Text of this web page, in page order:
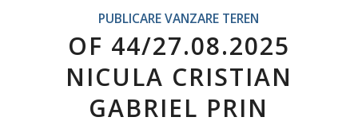
PUBLICARE VANZARE TEREN
OF 44/27.08.2025
NICULA CRISTIAN
GABRIEL PRIN